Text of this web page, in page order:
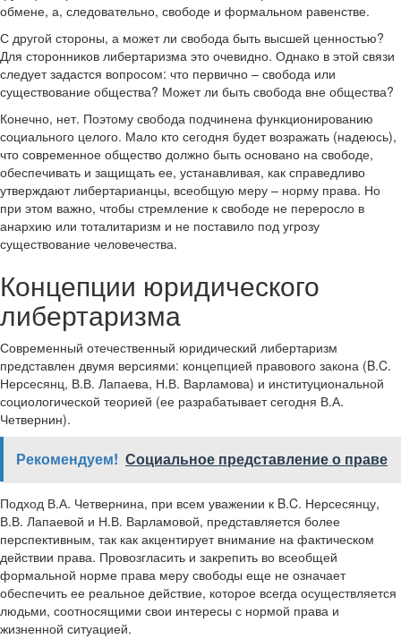
обмене, а, следовательно, свободе и формальном равенстве.
С другой стороны, а может ли свобода быть высшей ценностью?
Для сторонников либертаризма это очевидно. Однако в этой связи
следует задастся вопросом: что первично – свобода или
существование общества? Может ли быть свобода вне общества?
Конечно, нет. Поэтому свобода подчинена функционированию
социального целого. Мало кто сегодня будет возражать (надеюсь),
что современное общество должно быть основано на свободе,
обеспечивать и защищать ее, устанавливая, как справедливо
утверждают либертарианцы, всеобщую меру – норму права. Но
при этом важно, чтобы стремление к свободе не переросло в
анархию или тоталитаризм и не поставило под угрозу
существование человечества.
Концепции юридического
либертаризма
Современный отечественный юридический либертаризм
представлен двумя версиями: концепцией правового закона (B.C.
Нерсесянц, В.В. Лапаева, Н.В. Варламова) и институциональной
социологической теорией (ее разрабатывает сегодня В.А.
Четвернин).
Рекомендуем! Социальное представление о праве
Подход В.А. Четвернина, при всем уважении к B.C. Нерсесянцу,
В.В. Лапаевой и Н.В. Варламовой, представляется более
перспективным, так как акцентирует внимание на фактическом
действии права. Провозгласить и закрепить во всеобщей
формальной норме права меру свободы еще не означает
обеспечить ее реальное действие, которое всегда осуществляется
людьми, соотносящими свои интересы с нормой права и
жизненной ситуацией.